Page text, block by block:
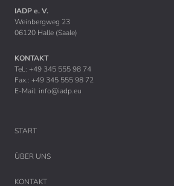
IADP e. V.
Weinbergweg 23
06120 Halle (Saale)
KONTAKT
Tel.: +49 345 555 98 74
Fax.: +49 345 555 98 72
E-Mail: info@iadp.eu
START
ÜBER UNS
KONTAKT